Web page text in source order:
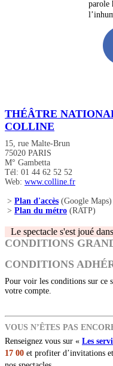
parole
THÉÂTRE
COLLINE
15, rue Malte-Brun
75020 PARIS
M° Gambetta
Tél: 01 44 62 52 52
Web: www.colline.fr
> Plan d'accès (Google Maps)
> Plan du métro (RATP)
Le spectacle s'est joué
CONDITIONS
CONDITIONS
Pour voir les conditions sur ce
votre compte.
VOUS N’ÊTES PAS
Renseignez vous sur « Les
17 00 et profiter d’invitations